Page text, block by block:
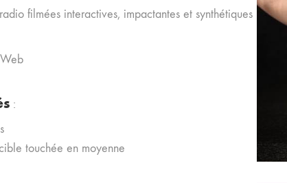
filmées interactives, impactantes et synthétiques
:
touchée en moyenne